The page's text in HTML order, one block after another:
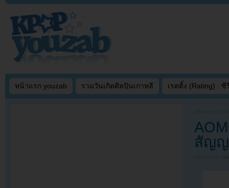
หน้าแรก youzab รวมวันเกิดศิลปินเกาหลี เรตติ้ง (Rating) : ซี
สัญญ